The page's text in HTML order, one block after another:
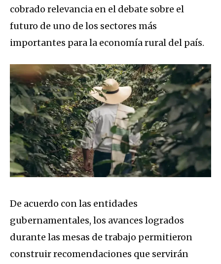
cobrado relevancia en el debate sobre el
futuro de uno de los sectores más
importantes para la economía rural del país.
De acuerdo con las entidades
gubernamentales, los avances logrados
durante las mesas de trabajo permitieron
construir recomendaciones que servirán